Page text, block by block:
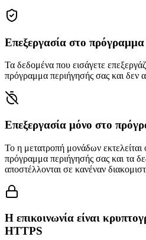
Επεξεργασία στο πρόγραμμα
Τα δεδομένα που εισάγετε
πρόγραμμα περιήγησής σας και δεν
Επεξεργασία μόνο στο
Το η μετατροπή μονάδων
πρόγραμμα περιήγησής σας και τα
αποστέλλονται σε κανέναν
Η επικοινωνία είναι
HTTPS